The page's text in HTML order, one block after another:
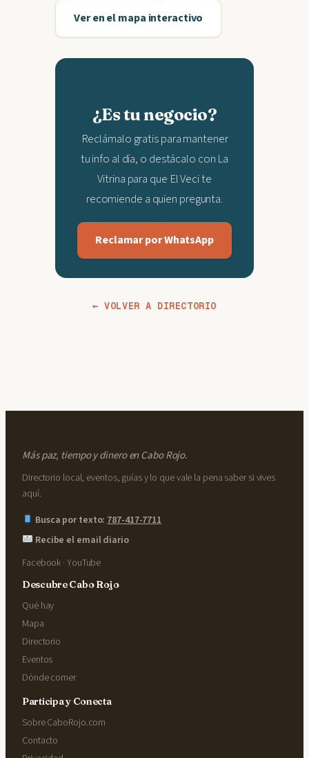
Ver en el mapa interactivo
¿Es tu negocio?
Reclámalo gratis para mantener
tu info al día, o destácalo con La
Vitrina para que El Veci te
recomiende a quien pregunta.
Reclamar por WhatsApp
← VOLVER A DIRECTORIO
Más paz, tiempo y dinero en Cabo Rojo.
Directorio local, eventos, guías y lo que vale la pena saber si vives
aquí.
Busca por texto: 787-417-7711
Recibe el email diario
Facebook · YouTube
Descubre Cabo Rojo
Qué hay
Mapa
Directorio
Eventos
Dónde comer
Participa y Conecta
Sobre CaboRojo.com
Contacto